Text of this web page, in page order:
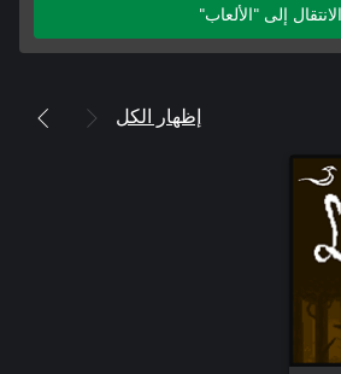
الانتقال إلى "الألعاب"
إظهار الكل